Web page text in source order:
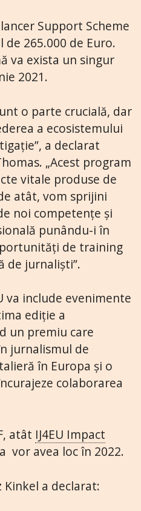
Support Scheme
265.000 de Euro.
va exista un singur
2021.
o parte crucială, dar
a ecosistemului
a declarat
„Acest program
vitale produse de
atât, vom sprijini
noi competențe și
punându-i în
de training
de jurnaliști”.
va include evenimente
ediție a
un premiu care
jurnalismul de
în Europa și o
colaborarea
atât IJ4EU Impact
vor avea loc în 2022.
Kinkel a declarat: